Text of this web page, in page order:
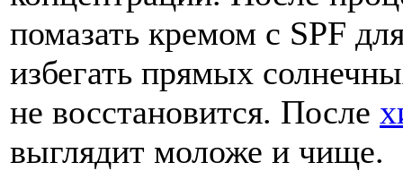
помазать кремом с SPF
избегать прямых
не восстановится. После
выглядит моложе и чище.